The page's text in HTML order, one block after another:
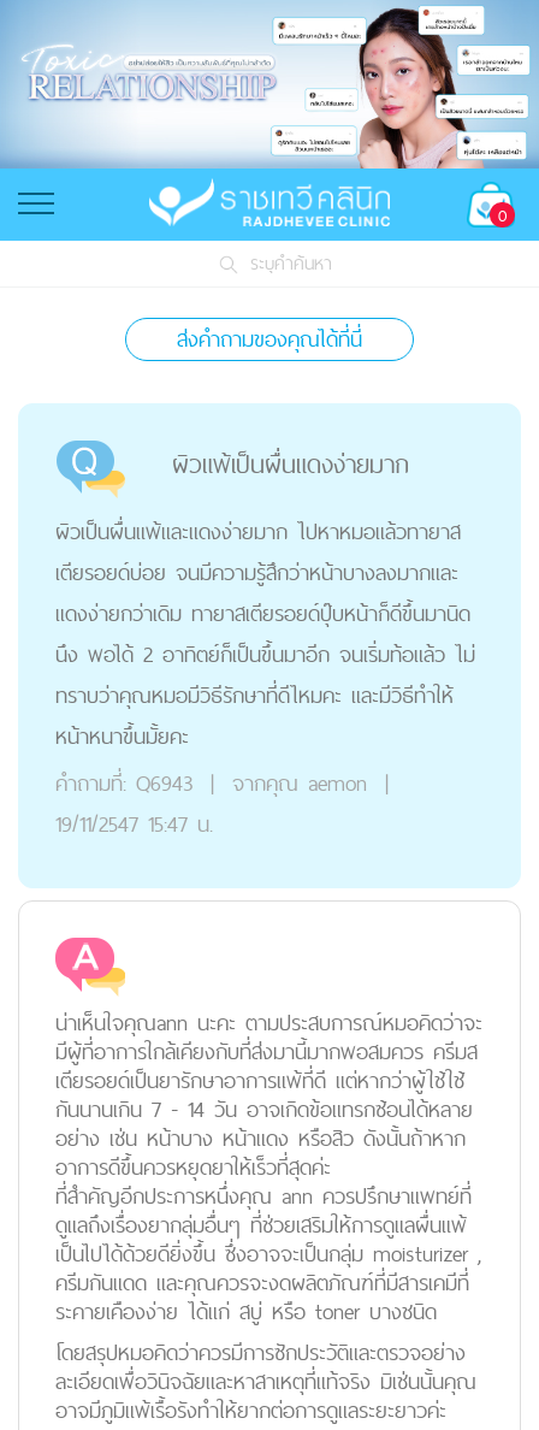
0
ระบุคำค้นหา
ส่งคำถามของคุณได้ที่นี่
ผิวแพ้เป็นผื่นแดงง่ายมาก
ผิวเป็นผื่นแพ้และแดงง่ายมาก ไปหาหมอแล้วทายาส
เตียรอยด์บ่อย จนมีความรู้สึกว่าหน้าบางลงมากและ
แดงง่ายกว่าเดิม ทายาสเตียรอยด์ปุ๊บหน้าก็ดีขึ้นมานิด
นึง พอได้ 2 อาทิตย์ก็เป็นขึ้นมาอีก จนเริ่มท้อแล้ว ไม่
ทราบว่าคุณหมอมีวิธีรักษาที่ดีไหมคะ และมีวิธีทำให้
หน้าหนาขึ้นมั้ยคะ
คำถามที่: Q6943 | จากคุณ aemon |
19/11/2547 15:47 น.
น่าเห็นใจคุณann นะคะ ตามประสบการณ์หมอคิดว่าจะ
มีผู้ที่อาการใกล้เคียงกับที่ส่งมานี้มากพอสมควร ครีมส
เตียรอยด์เป็นยารักษาอาการแพ้ที่ดี แต่หากว่าผู้ใช้ใช้
กันนานเกิน 7 - 14 วัน อาจเกิดข้อแทรกซ้อนได้หลาย
อย่าง เช่น หน้าบาง หน้าแดง หรือสิว ดังนั้นถ้าหาก
อาการดีขึ้นควรหยุดยาให้เร็วที่สุดค่ะ
ที่สำคัญอีกประการหนึ่งคุณ ann ควรปรึกษาแพทย์ที่
ดูแลถึงเรื่องยากลุ่มอื่นๆ ที่ช่วยเสริมให้การดูแลผื่นแพ้
เป็นไปได้ด้วยดียิ่งขึ้น ซึ่งอาจจะเป็นกลุ่ม moisturizer ,
ครีมกันแดด และคุณควรจะงดผลิตภัณฑ์ที่มีสารเคมีที่
ระคายเคืองง่าย ได้แก่ สบู่ หรือ toner บางชนิด
โดยสรุปหมอคิดว่าควรมีการซักประวัติและตรวจอย่าง
ละเอียดเพื่อวินิจฉัยและหาสาเหตุที่แท้จริง มิเช่นนั้นคุณ
อาจมีภูมิแพ้เรื้อรังทำให้ยากต่อการดูแลระยะยาวค่ะ